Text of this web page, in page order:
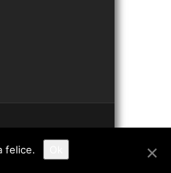
felice.